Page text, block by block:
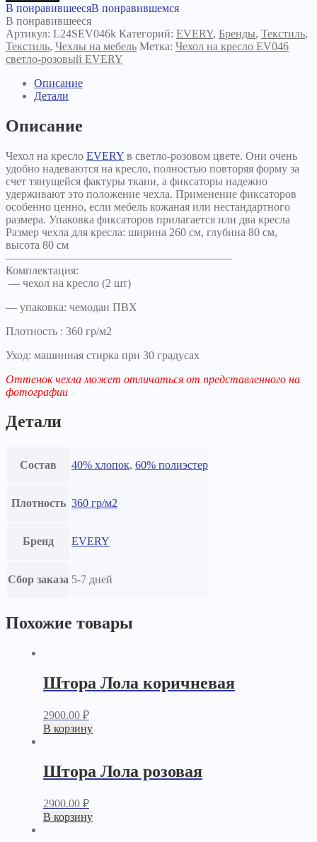
В понравившеесяВ понравившемся
В понравившееся
Артикул: L24SEV046k Категорий: EVERY, Бренды, Текстиль,
Текстиль, Чехлы на мебель Метка: Чехол на кресло EV046
светло-розовый EVERY
Описание
Детали
Описание
Чехол на кресло EVERY в светло-розовом цвете. Они очень
удобно надеваются на кресло, полностью повторяя форму за
счет тянущейся фактуры ткани, а фиксаторы надежно
удерживают это положение чехла. Применение фиксаторов
особенно ценно, если мебель кожаная или нестандартного
размера. Упаковка фиксаторов прилагается или два кресла
Размер чехла для кресла: ширина 260 см, глубина 80 см,
высота 80 см
————————————————————
Комплектация:
— чехол на кресло (2 шт)
— упаковка: чемодан ПВХ
Плотность : 360 гр/м2
Уход: машинная стирка при 30 градусах
Оттенок чехла может отличаться от представленного на
фотографии
Детали
Состав 40% хлопок, 60% полиэстер
Плотность 360 гр/м2
Бренд EVERY
Сбор заказа 5-7 дней
Похожие товары
Штора Лола коричневая
2900.00 ₽
В корзину
Штора Лола розовая
2900.00 ₽
В корзину